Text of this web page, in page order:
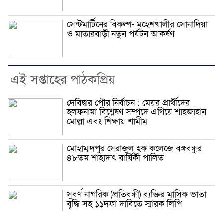
সেন্টমার্টিনের বিকল্প- মহেশখালীর সোনাদিয়া
ও মাতারবাড়ী নতুন পর্যটন আকর্ষণ
এই সপ্তাহের পাঠকপ্রিয়
দেবিদ্বার পৌর নির্বাচন : মেয়র প্রার্থীদের
হলফনামা বিশ্লেষণ সম্পদে এগিয়ে শাহজাহান
মোল্লা এবং শিক্ষায় শামীম
মোহাম্মদপুর সেরাজুল হক ক‌লে‌জে বঙ্গবন্ধুর
৪৮তম শাহাদাৎ বা‌র্ষিকী পা‌লিত
সুবর্ণ নাগরিক (প্রতিবন্ধী) ব্যক্তির মাসিক ভাতা
বৃদ্ধি সহ ১১দফা দাবিতে স্মারক লিপি